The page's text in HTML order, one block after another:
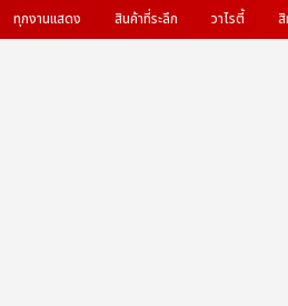
ทุกงานแสดง สินค้าที่ระลึก วาไรตี้